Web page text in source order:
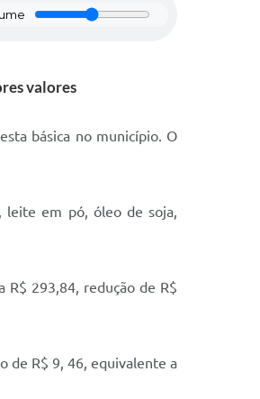
valores
básica no município. O
em pó, óleo de soja,
293,84, redução de R$
R$ 9, 46, equivalente a